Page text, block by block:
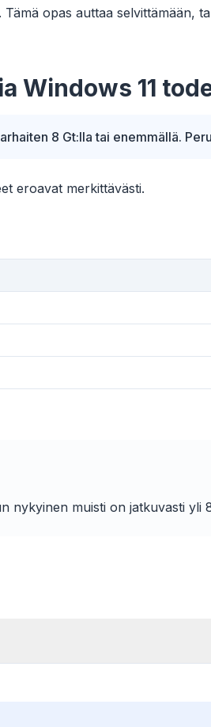
opas auttaa selvittämään,
Windows 11
8 Gt:lla tai enemmällä.
eroavat merkittävästi.
nykyinen muisti on jatkuvasti yli